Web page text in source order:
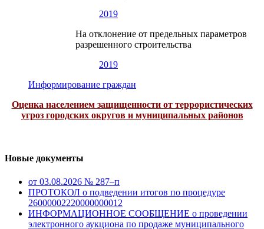
2019
На отклонение от предельных параметров
разрешенного строительства
2019
Информирование граждан
Оценка населением защищенности от террористических
угроз городских округов и муниципальных районов
Новые документы
от 03.08.2026 № 287–п
ПРОТОКОЛ о подведении итогов по процедуре
26000002220000000012
ИНФОРМАЦИОННОЕ СООБЩЕНИЕ о проведении
электронного аукциона по продаже муниципального